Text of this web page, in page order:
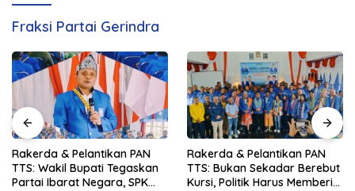
Fraksi Partai Gerindra
Rakerda & Pelantikan PAN
TTS: Wakil Bupati Tegaskan
Partai Ibarat Negara, SPK
Rakerda & Pelantikan PAN
TTS: Bukan Sekadar Berebut
Kursi, Politik Harus Memberi